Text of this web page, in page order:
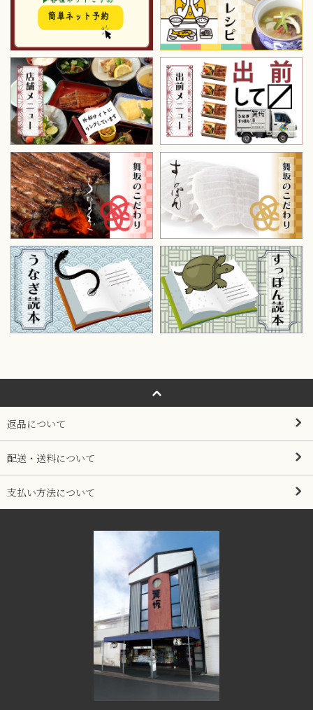
返品について
配送・送料について
支払い方法について